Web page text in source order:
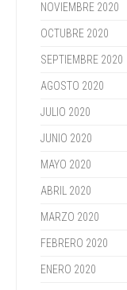
NOVIEMBRE 2020
OCTUBRE 2020
SEPTIEMBRE 2020
AGOSTO 2020
JULIO 2020
JUNIO 2020
MAYO 2020
ABRIL 2020
MARZO 2020
FEBRERO 2020
ENERO 2020